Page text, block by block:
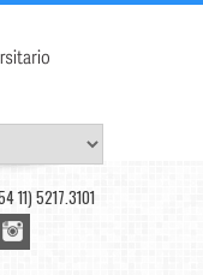
11) 5217.3101